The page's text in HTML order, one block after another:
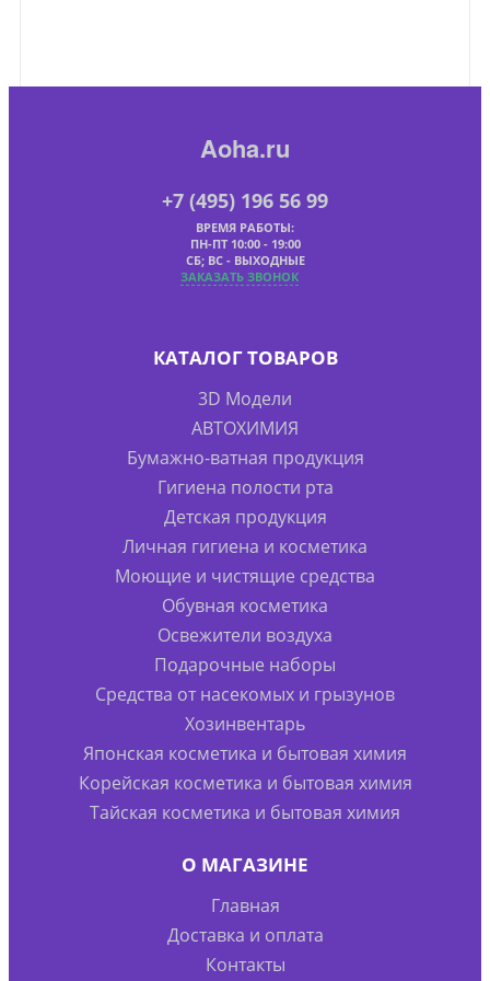
Aoha.ru
+7 (495) 196 56 99
ВРЕМЯ РАБОТЫ:
ПН-ПТ 10:00 - 19:00
СБ; ВС - ВЫХОДНЫЕ
ЗАКАЗАТЬ ЗВОНОК
КАТАЛОГ ТОВАРОВ
3D Модели
АВТОХИМИЯ
Бумажно-ватная продукция
Гигиена полости рта
Детская продукция
Личная гигиена и косметика
Моющие и чистящие средства
Обувная косметика
Освежители воздуха
Подарочные наборы
Средства от насекомых и грызунов
Хозинвентарь
Японская косметика и бытовая химия
Корейская косметика и бытовая химия
Тайская косметика и бытовая химия
О МАГАЗИНЕ
Главная
Доставка и оплата
Контакты